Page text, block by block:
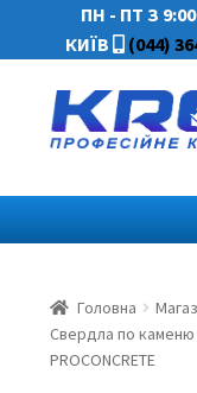
ПН - ПТ З
КИЇВ
(044)
Головна
Свердла по каменю
PROCONCRETE